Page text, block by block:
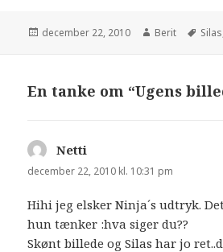
december 22, 2010 Berit Silas
En tanke om “Ugens
Netti
december 22, 2010 kl. 10:31 pm
Hihi jeg elsker Ninja´s udtryk.
hun tænker :hva siger du??
Skønt billede og Silas har jo